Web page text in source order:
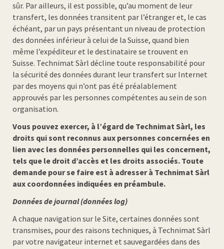
sûr. Par ailleurs, il est possible, qu’au moment de leur
transfert, les données transitent par l’étranger et, le cas
échéant, par un pays présentant un niveau de protection
des données inférieur à celui de la Suisse, quand bien
même l’expéditeur et le destinataire se trouvent en
Suisse. Technimat Sàrl décline toute responsabilité pour
la sécurité des données durant leur transfert sur Internet
par des moyens qui n’ont pas été préalablement
approuvés par les personnes compétentes au sein de son
organisation.
Vous pouvez exercer, à l’égard de Technimat Sàrl, les
droits qui sont reconnus aux personnes concernées en
lien avec les données personnelles qui les concernent,
tels que le droit d’accès et les droits associés. Toute
demande pour se faire est à adresser à Technimat Sàrl
aux coordonnées indiquées en préambule.
Données de journal (données log)
A chaque navigation sur le Site, certaines données sont
transmises, pour des raisons techniques, à Technimat Sàrl
par votre navigateur internet et sauvegardées dans des